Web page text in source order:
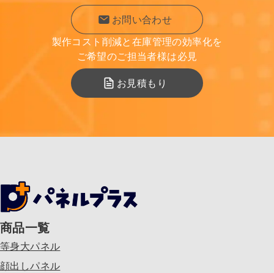
お問い合わせ
製作コスト削減と在庫管理の効率化を
ご希望のご担当者様は必見
お見積もり
商品一覧
等身大パネル
顔出しパネル